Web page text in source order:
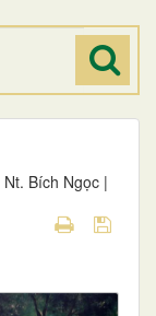
Nt. Bích Ngọc |